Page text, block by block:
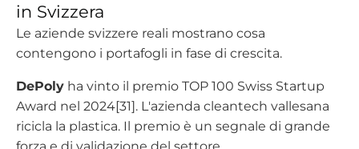
in Svizzera
Le aziende svizzere reali mostrano cosa
contengono i portafogli in fase di crescita.
DePoly ha vinto il premio TOP 100 Swiss Startup
Award nel 2024[31]. L'azienda cleantech vallesana
ricicla la plastica. Il premio è un segnale di grande